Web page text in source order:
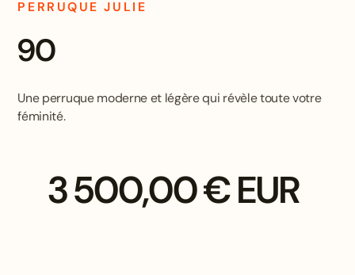
PERRUQUE JULIE
90
Une perruque moderne et légère qui révèle toute votre
féminité.
3 500,00 € EUR